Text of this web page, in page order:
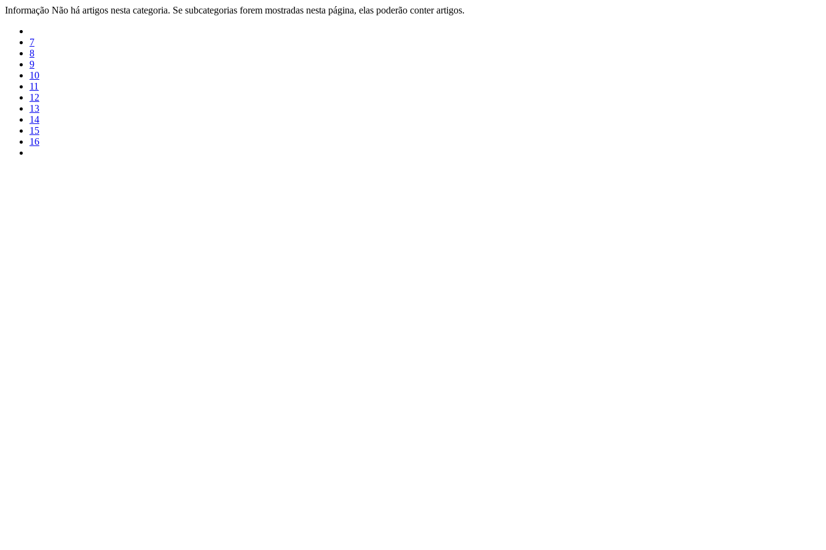
Informação Não há artigos nesta categoria. Se subcategorias forem mostradas nesta página, elas poderão conter artigos.
7
8
9
10
11
12
13
14
15
16